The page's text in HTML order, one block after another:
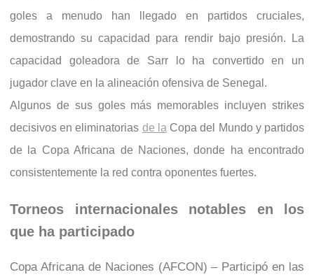
goles a menudo han llegado en partidos cruciales,
demostrando su capacidad para rendir bajo presión. La
capacidad goleadora de Sarr lo ha convertido en un
jugador clave en la alineación ofensiva de Senegal.
Algunos de sus goles más memorables incluyen strikes
decisivos en eliminatorias de la Copa del Mundo y partidos
de la Copa Africana de Naciones, donde ha encontrado
consistentemente la red contra oponentes fuertes.
Torneos internacionales notables en los
que ha participado
Copa Africana de Naciones (AFCON) – Participó en las